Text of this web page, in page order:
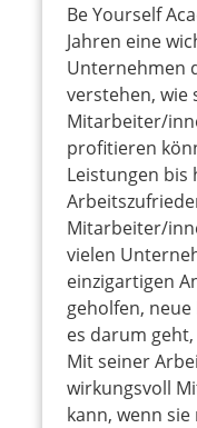
Be Yourself
Jahren eine
Unternehmen
verstehen, wie
Mitarbeiter/
profitieren
Leistungen bis
Mitarbeiter/
vielen
einzigartigen
geholfen,
es darum
Mit seiner
wirkungsvoll
kann, wenn